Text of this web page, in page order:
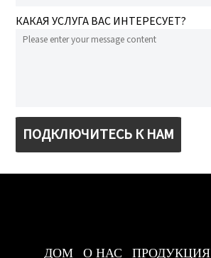
КАКАЯ УСЛУГА ВАС ИНТЕРЕСУЕТ?
ПОДКЛЮЧИТЕСЬ К НАМ
ДОМ О НАС ПРОДУКЦИЯ